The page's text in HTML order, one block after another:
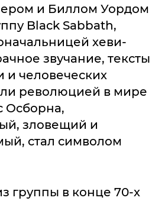
и Биллом Уордом
Black Sabbath,
хеви-
звучание, тексты
и человеческих
революцией в мире
Осборна,
зловещий и
стал символом
группы в конце 70-х